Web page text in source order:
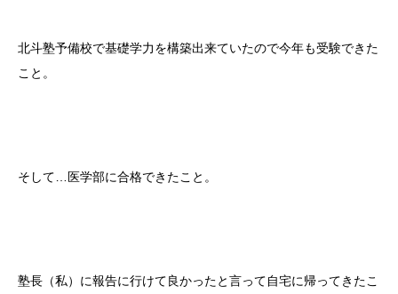
北斗塾予備校で基礎学力を構築出来ていたので今年も受験できた
こと。
そして…医学部に合格できたこと。
塾長（私）に報告に行けて良かったと言って自宅に帰ってきたこ